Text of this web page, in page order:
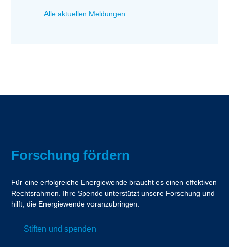
Alle aktuellen Meldungen
Forschung fördern
Für eine erfolgreiche Energiewende braucht es einen effektiven
Rechtsrahmen. Ihre Spende unterstützt unsere Forschung und
hilft, die Energiewende voranzubringen.
Stiften und spenden